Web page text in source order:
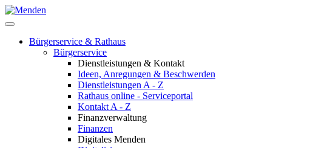
Bürgerservice & Rathaus
Bürgerservice
Dienstleistungen & Kontakt
Ideen, Anregungen & Beschwerden
Dienstleistungen A - Z
Rathaus online - Serviceportal
Kontakt A - Z
Finanzverwaltung
Finanzen
Digitales Menden